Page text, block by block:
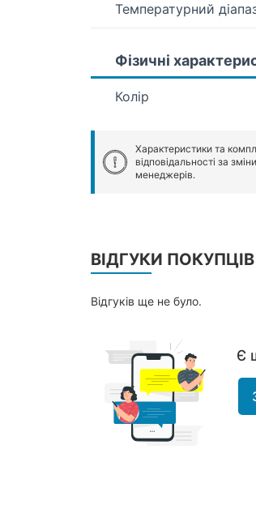
Температурний
Фізичні
Колір
Характеристики та
відповідальності за
менеджерів.
ВІДГУКИ ПОКУПЦІВ
Відгуків ще не було.
Є